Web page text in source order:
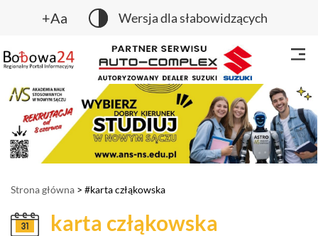
+Aa Wersja dla słabowidzących
Strona główna > #karta człąkowska
karta człąkowska